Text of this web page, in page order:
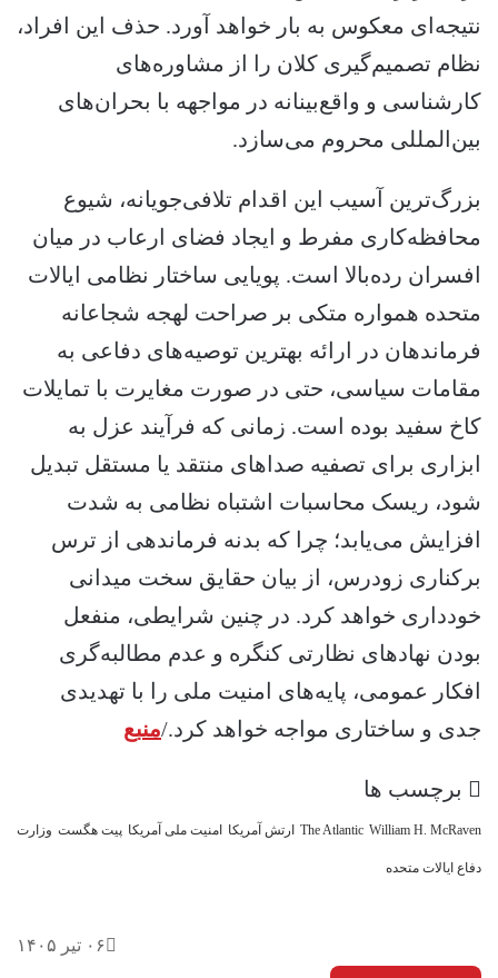
نتیجه‌ای معکوس به بار خواهد آورد. حذف این افراد،
نظام تصمیم‌گیری کلان را از مشاوره‌های
کارشناسی و واقع‌بینانه در مواجهه با بحران‌های
بین‌المللی محروم می‌سازد.
بزرگ‌ترین آسیب این اقدام تلافی‌جویانه، شیوع
محافظه‌کاری مفرط و ایجاد فضای ارعاب در میان
افسران رده‌بالا است. پویایی ساختار نظامی ایالات
متحده همواره متکی بر صراحت لهجه شجاعانه
فرماندهان در ارائه بهترین توصیه‌های دفاعی به
مقامات سیاسی، حتی در صورت مغایرت با تمایلات
کاخ سفید بوده است. زمانی که فرآیند عزل به
ابزاری برای تصفیه صداهای منتقد یا مستقل تبدیل
شود، ریسک محاسبات اشتباه نظامی به شدت
افزایش می‌یابد؛ چرا که بدنه فرماندهی از ترس
برکناری زودرس، از بیان حقایق سخت میدانی
خودداری خواهد کرد. در چنین شرایطی، منفعل
بودن نهادهای نظارتی کنگره و عدم مطالبه‌گری
افکار عمومی، پایه‌های امنیت ملی را با تهدیدی
جدی و ساختاری مواجه خواهد کرد./منبع
برچسب ها
The Atlantic William H. McRaven ارتش آمریکا امنیت ملی آمریکا پیت هگست وزارت
دفاع ایالات متحده
۰۶ تیر ۱۴۰۵